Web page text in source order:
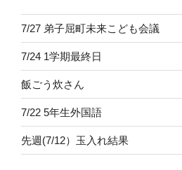
7/27 弟子屈町未来こども会議
7/24 1学期最終日
飯ごう炊さん
7/22 5年生外国語
先週(7/12）玉入れ結果